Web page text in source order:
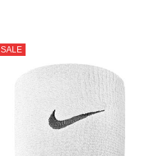
SALE